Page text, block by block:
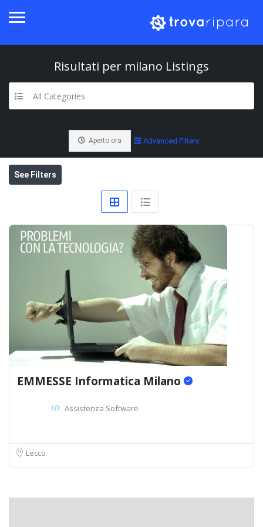
Risultati per milano Listings
All Categories
Aperto ora Advanced Filters
See Filters
EMMESSE Informatica Milano
Assistenza Software
Lecco